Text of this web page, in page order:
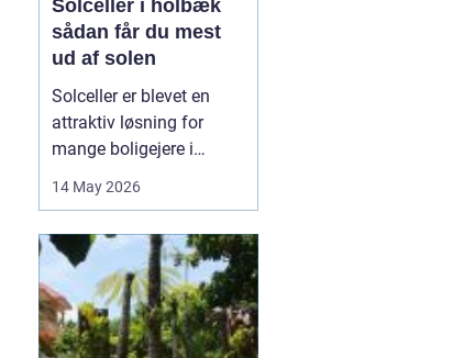
Solceller i holbæk
sådan får du mest
ud af solen
Solceller er blevet en
attraktiv løsning for
mange boligejere i
ønsker at sænke
gøre noget godt for
klimaet. Med de stigende
energipriser og en øget
interesse for grøn
14 May 2026